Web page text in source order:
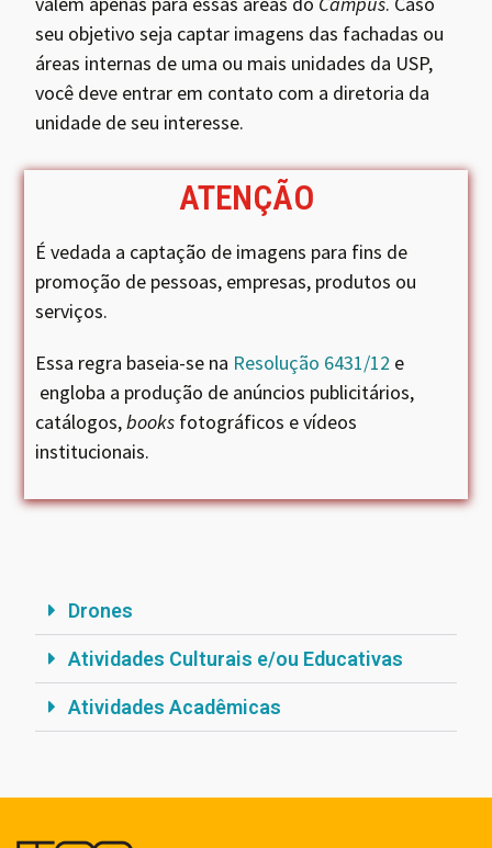
seu objetivo seja captar imagens das fachadas ou
áreas internas de uma ou mais unidades da USP,
você deve entrar em contato com a diretoria da
unidade de seu interesse.
ATENÇÃO
É vedada a captação de imagens para fins de
promoção de pessoas, empresas, produtos ou
serviços.
Essa regra baseia-se na Resolução 6431/12 e
engloba a produção de anúncios publicitários,
catálogos,books fotográficos e vídeos
institucionais.
Drones
Atividades Culturais e/ou Educativas
Atividades Acadêmicas